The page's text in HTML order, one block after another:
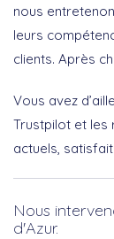
nous
leurs
clients. Après
Vous avez
Trustpilot et les
actuels,
Nous
d'Azur.